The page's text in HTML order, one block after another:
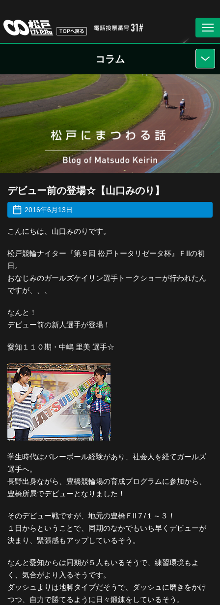
コラム
デビュー前の登場☆【山口みのり】
2016年6月13日
こんにちは、山口みのりです。
松戸競輪ナイター『第９回 松戸トータリゼータ杯』ＦIIの初
日。
おなじみのガールズケイリン選手トークショーが行われたん
ですが、、、
なんと！
デビュー前の新人選手が登場！
愛知１１０期・中嶋 里美 選手☆
学生時代はバレーボール経験があり、社会人を経てガールズ
選手へ。
長野出身ながら、豊橋競輪場の育成プログラムに参加から、
豊橋所属でデビューとなりました！
そのデビュー戦ですが、地元の豊橋ＦII７/１～３！
１日からということで、同期のなかでもいち早くデビューが
決まり、緊張感もアップしているそう。
なんと愛知からは同期が５人もいるそうで、練習環境もよ
く、気合がより入るそうです。
ダッシュよりは地脚タイプだそうで、ダッシュに磨きをかけ
つつ、自力で勝てるように日々鍛錬をしているそう。